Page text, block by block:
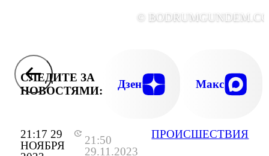
21:17 29
НОЯБРЯ
21:50
29.11.2023
ПРОИСШЕСТВИЯ
©
СЛЕДИТЕ ЗА
НОВОСТЯМИ:
Дзен Макс